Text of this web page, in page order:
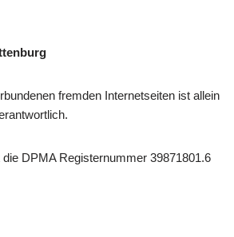
fremden Internetseiten ist allein
die DPMA Registernummer 39871801.6